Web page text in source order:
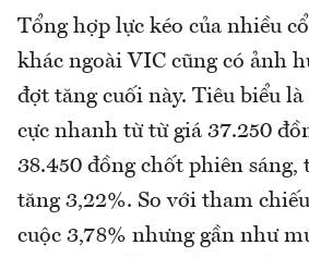
Tổng hợp lực kéo của nhiều
khác ngoài VIC cũng có ảnh
đợt tăng cuối này. Tiêu biểu
cực nhanh từ từ giá 37.250
38.450 đồng chốt phiên sáng,
tăng 3,22%. So với tham
cuộc 3,78% nhưng gần như